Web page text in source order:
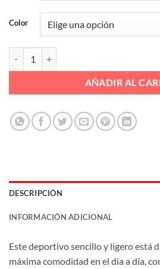
Color
AÑADIR AL
DESCRIPCIÓN
INFORMACIÓN ADICIONAL
Este deportivo sencillo y ligero está
máxima comodidad en el día a día,